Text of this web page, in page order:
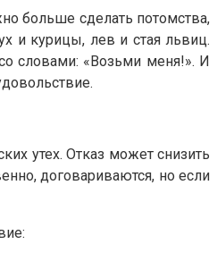
больше сделать потомства,
и курицы, лев и стая львиц.
словами: «Возьми меня!». И
утех. Отказ может снизить
договариваются, но если